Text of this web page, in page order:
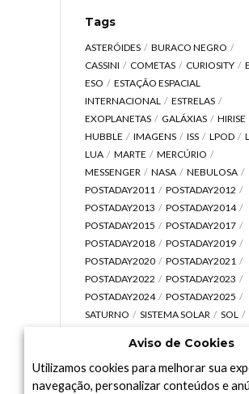
Tags
ASTERÓIDES
BURACO NEGRO
CASSINI
COMETAS CURIOSITY
ESO
ESTAÇÃO ESPACIAL
INTERNACIONAL
ESTRELAS
EXOPLANETAS
GALÁXIAS
HIRISE
HUBBLE
IMAGENS ISS LPOD
LUA
MARTE
MERCÚRIO
MESSENGER
NASA
NEBULOSA
POSTADAY2011
POSTADAY2012
POSTADAY2013
POSTADAY2014
POSTADAY2015
POSTADAY2017
POSTADAY2018
POSTADAY2019
POSTADAY2020
POSTADAY2021
POSTADAY2022
POSTADAY2023
POSTADAY2024
POSTADAY2025
SATURNO
SISTEMA SOLAR SOL
UNIVERSO
VÍDEO
Aviso de Cookies
Utilizamos cookies para melhorar sua
navegação, personalizar conteúdos e